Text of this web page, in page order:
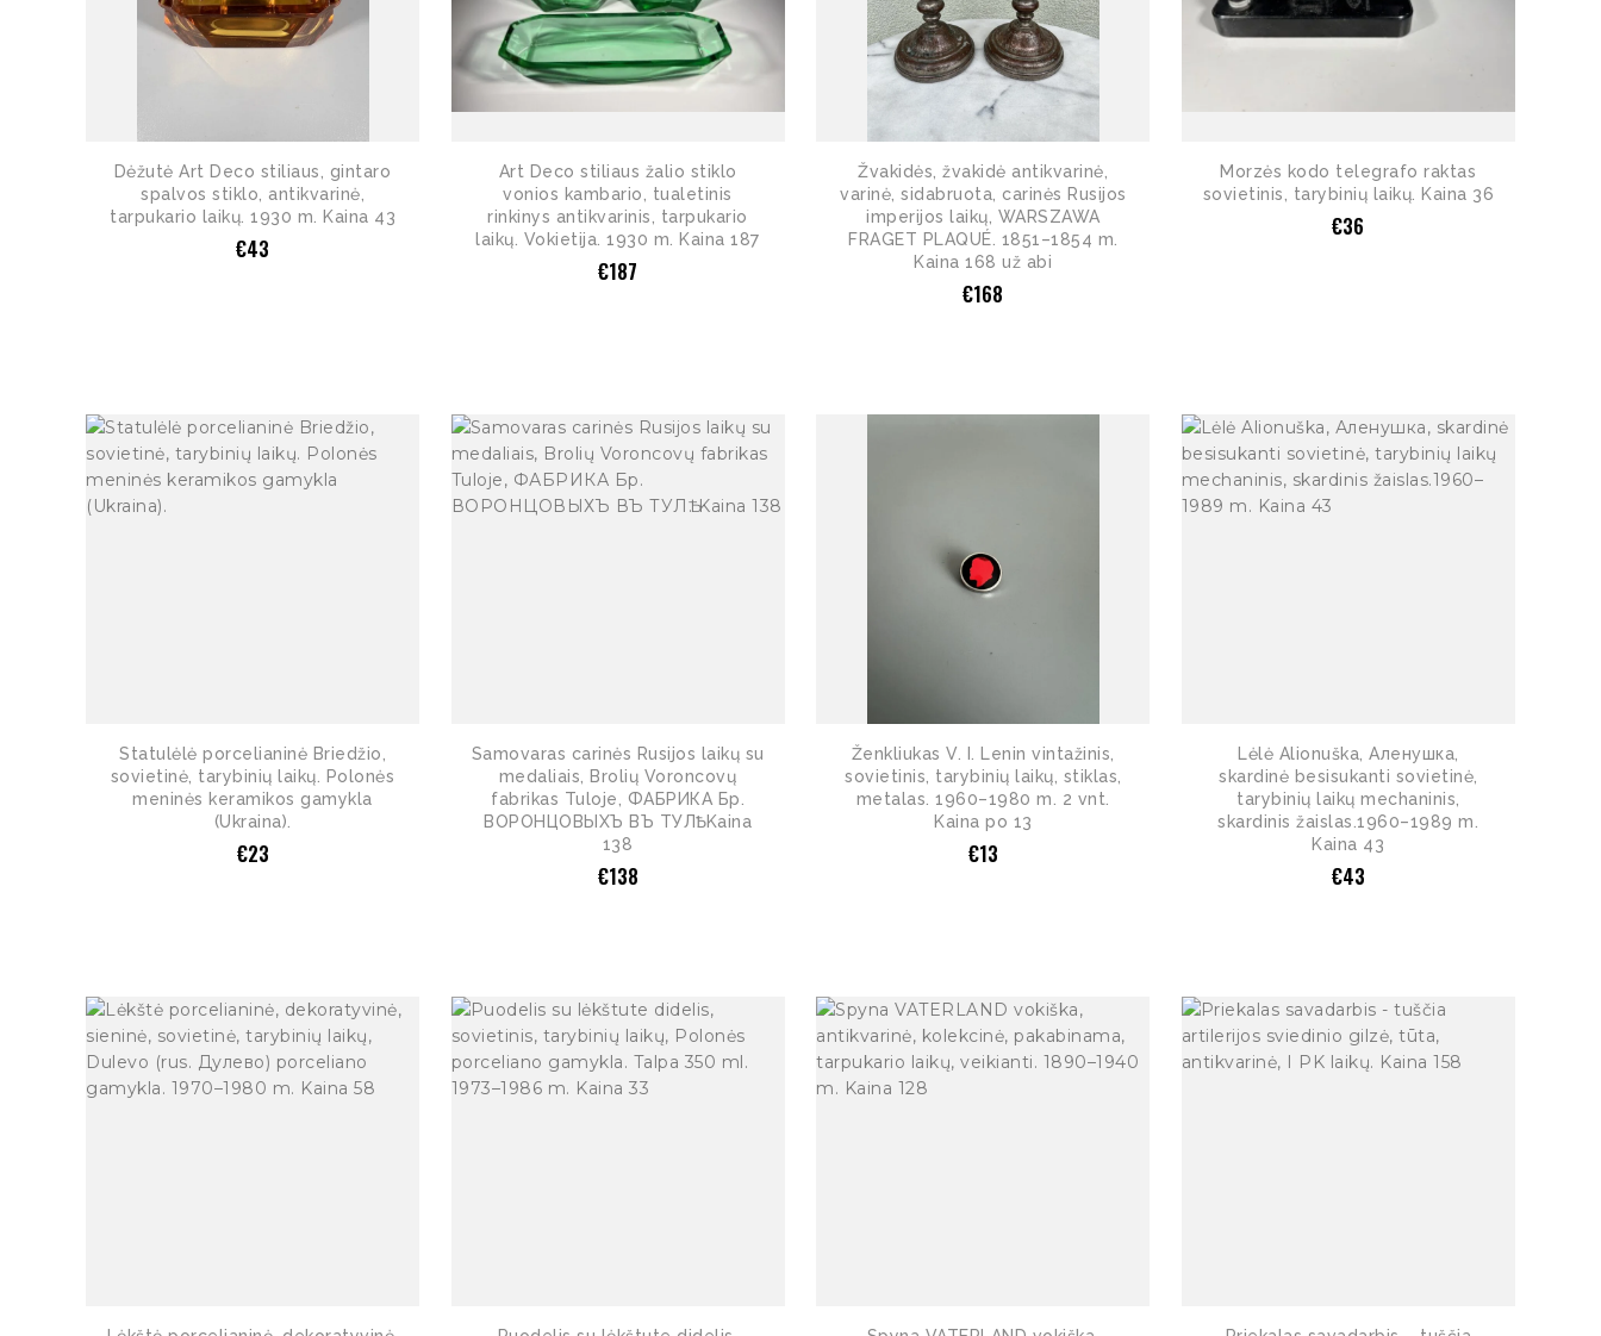
Dėžutė Art Deco stiliaus, gintaro
spalvos stiklo, antikvarinė,
tarpukario laikų. 1930 m. Kaina 43
€43
Art Deco stiliaus žalio stiklo
vonios kambario, tualetinis
rinkinys antikvarinis, tarpukario
laikų. Vokietija. 1930 m. Kaina 187
€187
Žvakidės, žvakidė antikvarinė,
varinė, sidabruota, carinės Rusijos
imperijos laikų, WARSZAWA
FRAGET PLAQUÉ. 1851–1854 m.
Kaina 168 už abi
€168
Morzės kodo telegrafo raktas
sovietinis, tarybinių laikų. Kaina 36
€36
Statulėlė porcelianinė Briedžio,
sovietinė, tarybinių laikų. Polonės
meninės keramikos gamykla
(Ukraina).
€23
Samovaras carinės Rusijos laikų su
medaliais, Brolių Voroncovų
fabrikas Tuloje, ФАБРИКА Бр.
ВОРОНЦОВЫХЪ ВЪ ТУЛѢ. Kaina
138
€138
Ženkliukas V. I. Lenin vintažinis,
sovietinis, tarybinių laikų, stiklas,
metalas. 1960–1980 m. 2 vnt.
Kaina po 13
€13
Lėlė Alionuška, Аленушка,
skardinė besisukanti sovietinė,
tarybinių laikų mechaninis,
skardinis žaislas.1960–1989 m.
Kaina 43
€43